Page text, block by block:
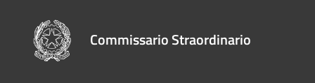
Commissario Straordinario